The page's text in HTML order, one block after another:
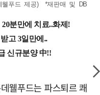
웰푸드 제공) *재판매 및 DB
웰푸드는 파스퇴르 쾌